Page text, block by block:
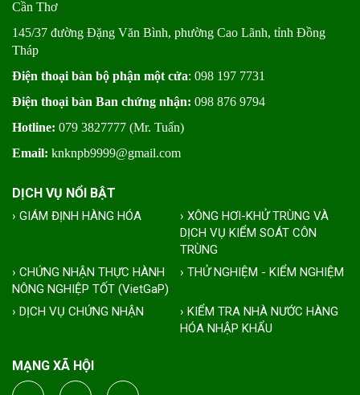
Cần Thơ
145/37 đường Đặng Văn Bình, phường Cao Lãnh, tỉnh Đồng
Tháp
Điện thoại bàn bộ phận một cửa: 098 197 7731
Điện thoại bàn Ban chứng nhận: 098 876 9794
Hotline: 079 3827777 (Mr. Tuấn)
Email: knknpb9999@gmail.com
DỊCH VỤ NỔI BẬT
› DỊCH VỤ CHỨNG NHẬN
› KIỂM TRA NHÀ NƯỚC HÀNG
HÓA NHẬP KHẨU
› CHỨNG NHẬN THỰC HÀNH
NÔNG NGHIỆP TỐT (VietGaP)
› THỬ NGHIỆM - KIỂM NGHIỆM
› GIÁM ĐỊNH HÀNG HÓA
› XÔNG HƠI-KHỬ TRÙNG VÀ
DỊCH VỤ KIỂM SOÁT CÔN
TRÙNG
MẠNG XÃ HỘI